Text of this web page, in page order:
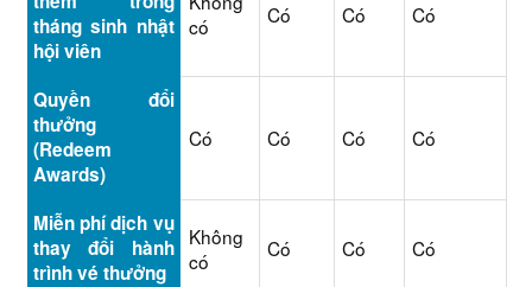
tháng sinh nhật
hội viên
có
Có Có Có
Quyền đổi
thưởng
(Redeem
Awards)
Có Có Có Có
Miễn phí dịch vụ
thay đổi hành
trình vé thưởng
Không
có
Có Có Có